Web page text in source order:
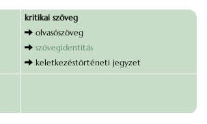
kritikai szöveg
olvasószöveg
szövegidentitás
keletkezéstörténeti jegyzet